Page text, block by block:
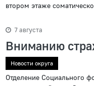
втором этаже
7 августа
Вниманию
Новости округа
Отделение Социального